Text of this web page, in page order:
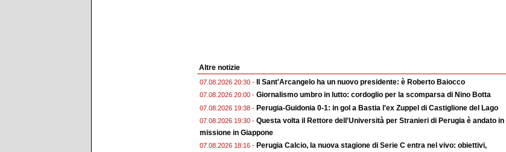
Altre notizie
07.08.2026 20:30 - Il Sant'Arcangelo ha un nuovo presidente: è Roberto Baiocco
07.08.2026 20:00 - Giornalismo umbro in lutto: cordoglio per la scomparsa di Nino Botta
07.08.2026 19:38 - Perugia-Guidonia 0-1: in gol a Bastia l'ex Zuppel di Castiglione del Lago
07.08.2026 19:30 - Questa volta il Rettore dell'Università per Stranieri di Perugia è andato in
missione in Giappone
07.08.2026 18:16 - Perugia Calcio, la nuova stagione di Serie C entra nel vivo: obiettivi,